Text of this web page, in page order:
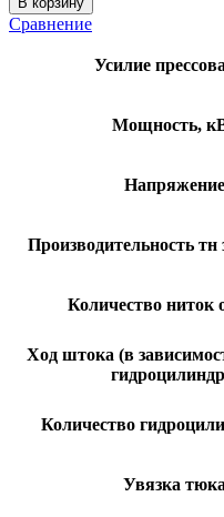
Сравнение
Усилие
Мощность,
Напряжение
Производительность тн
Количество ниток
Ход штока (в
Количество
Увязка тюка